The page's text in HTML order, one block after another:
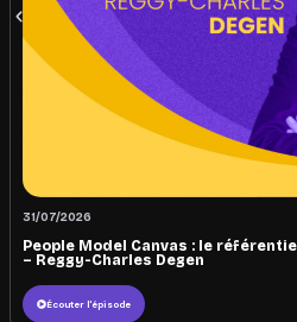
31/07/2026
People Model Canvas : le
– Reggy-Charles Degen
Écouter l'épisode